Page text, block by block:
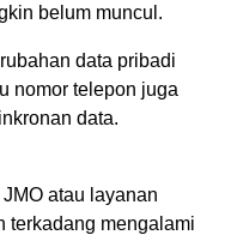
belum muncul.
data pribadi
nomor telepon juga
data.
atau layanan
terkadang mengalami